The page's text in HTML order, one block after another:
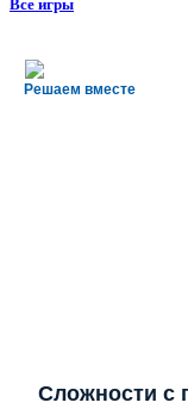
Все игры
Решаем вместе
Сложности с